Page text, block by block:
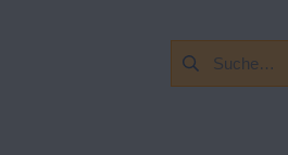
Suchen
nach: